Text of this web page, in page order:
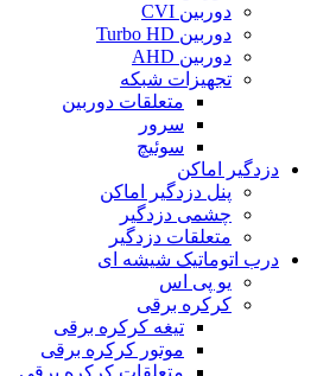
دوربین CVI
دوربین Turbo HD
دوربین AHD
تجهیزات شبکه
متعلقات دوربین
سرور
سوئیچ
دزدگیر اماکن
پنل دزدگیر اماکن
چشمی دزدگیر
متعلقات دزدگیر
درب اتوماتیک شیشه ای
یو پی اس
کرکره برقی
تیغه کرکره برقی
موتور کرکره برقی
متعلقات کرکره برقی